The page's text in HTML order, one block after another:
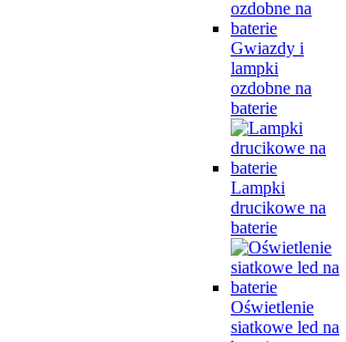
Gwiazdy i
lampki
ozdobne na
baterie
Lampki
drucikowe na
baterie
Oświetlenie
siatkowe led na